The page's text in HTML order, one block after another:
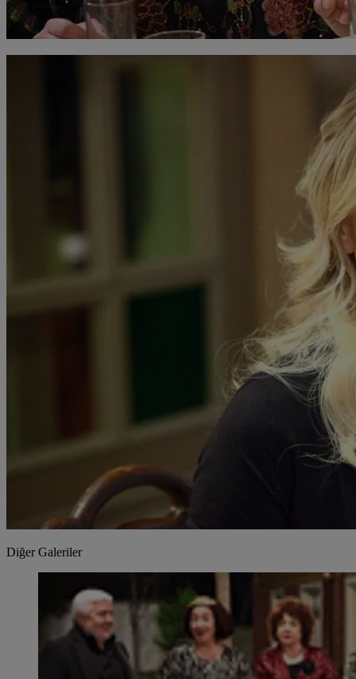
Diğer Galeriler